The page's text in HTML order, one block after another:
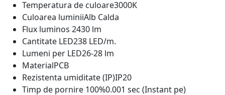
Temperatura de culoare3000K
Culoarea luminiiAlb Calda
Flux luminos 2430 lm
Cantitate LED238 LED/m.
Lumeni per LED26-28 lm
MaterialPCB
Rezistenta umiditate (IP)IP20
Timp de pornire 100%0.001 sec (Instant pe)